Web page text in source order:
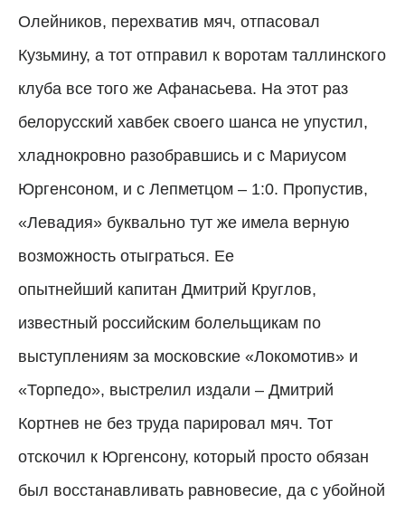
Олейников, перехватив мяч, отпасовал
Кузьмину, а тот отправил к воротам таллинского
клуба все того же Афанасьева. На этот раз
белорусский хавбек своего шанса не упустил,
хладнокровно разобравшись и с Мариусом
Юргенсоном, и с Лепметцом – 1:0. Пропустив,
«Левадия» буквально тут же имела верную
возможность отыграться. Ее
опытнейший капитан Дмитрий Круглов,
известный российским болельщикам по
выступлениям за московские «Локомотив» и
«Торпедо», выстрелил издали – Дмитрий
Кортнев не без труда парировал мяч. Тот
отскочил к Юргенсону, который просто обязан
был восстанавливать равновесие, да с убойной